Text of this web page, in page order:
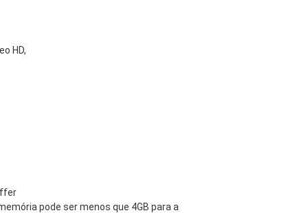
HD,
pode ser menos que 4GB para a